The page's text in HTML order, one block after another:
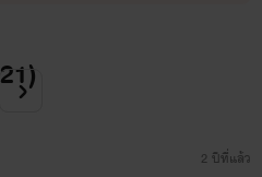
21)
2 ปีที่แล้ว